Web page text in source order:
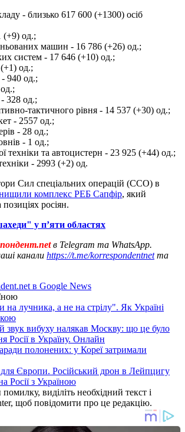
- близько 617 600 (+1300) осіб
(+9) од.;
машин - 16 786 (+26) од.;
систем - 17 646 (+10) од.;
од.;
940 од.;
- 328 од.;
тактичного рівня - 14 537 (+30) од.;
- 2557 од.;
- 28 од.;
- 1 од.;
техніки та автоцистерн - 23 925 (+44) од.;
- 2993 (+2) од.
Сил спеціальних операцій (ССО) в
комплекс РЕБ Сапфір, який
росіян.
у п’яти областях
в Telegram та WhatsApp.
канали https://t.me/korrespondentnetта
в Google News
лучника, а не на стрілу". Як Україні
звук вибуху налякав Москву: що це було
Росії в Україну. Онлайн
полонених: у Кореї затримали
для Європи. Російський дрон в Лейпцигу
Росії з Україною
виділіть необхідний текст і
щоб повідомити про це редакцію.